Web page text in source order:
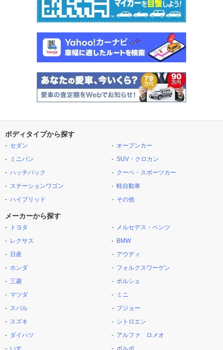
ボディタイプから探す
セダン
ミニバン
ハッチバック
ステーションワゴン
ハイブリッド
オープンカー
SUV・クロカン
クーペ・スポーツカー
軽自動車
その他
メーカーから探す
トヨタ
レクサス
日産
ホンダ
三菱
マツダ
スバル
スズキ
ダイハツ
メルセデス・ベンツ
BMW
アウディ
フォルクスワーゲン
ポルシェ
ミニ
プジョー
シトロエン
アルファ ロメオ